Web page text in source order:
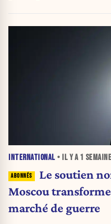
INTERNATIONAL • IL Y A 1 SEMAINE
Le soutien
Moscou
marché de guerre